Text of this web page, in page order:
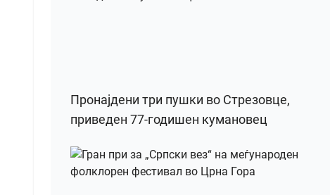
Пронајдени три пушки во Стрезовце,
приведен 77-годишен кумановец